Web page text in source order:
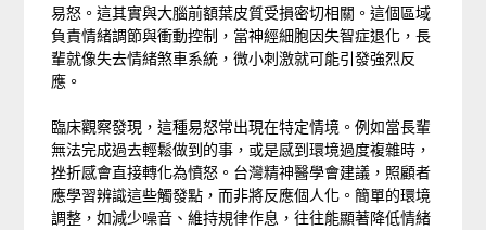
易怒。這其實與大腦前額葉皮質受損密切相關。這個區域
負責情緒調節與衝動控制，當神經細胞因失智症退化，長
輩就像失去情緒煞車系統，微小刺激就可能引發強烈反
應。
臨床觀察發現，這種易怒常出現在特定情境。例如當長輩
無法完成過去輕鬆做到的事，或是感到環境過度複雜時，
挫折感會直接轉化為憤怒。台灣精神醫學會建議，照顧者
應學習辨識這些觸發點，而非將反應個人化。簡單的環境
調整，如減少噪音、維持規律作息，往往能顯著降低情緒